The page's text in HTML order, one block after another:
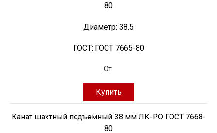
80
Диаметр: 38.5
ГОСТ: ГОСТ 7665-80
От
Купить
Канат шахтный подъемный 38 мм ЛК-РО ГОСТ 7668-
80